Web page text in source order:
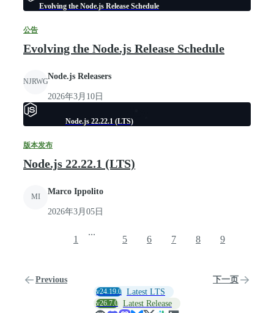
Evolving the Node.js Release Schedule
公告
Evolving the Node.js Release Schedule
NJRWG
Node.js Releasers
2026年3月10日
Node.js 22.22.1 (LTS)
版本发布
Node.js 22.22.1 (LTS)
MI
Marco Ippolito
2026年3月05日
Previous
1
...
5 6 7 8 9
下一页
v24.19.0 Latest LTS
v26.7.0 Latest Release